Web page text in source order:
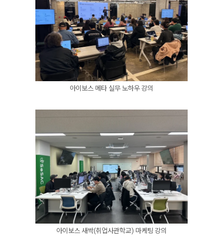
아이보스 메타 실무 노하우 강의
아이보스 새싹(취업사관학교) 마케팅 강의